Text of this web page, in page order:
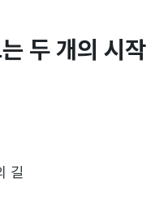
두 개의 시작
길